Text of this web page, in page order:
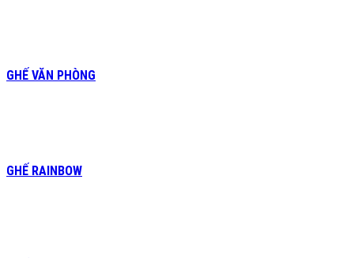
GHẾ VĂN PHÒNG
GHẾ RAINBOW